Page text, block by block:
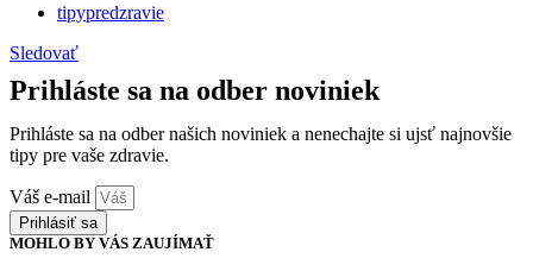
tipypredzravie
Sledovať
Prihláste sa na odber noviniek
Prihláste sa na odber našich noviniek a nenechajte si ujsť najnovšie
tipy pre vaše zdravie.
Váš e-mail
Prihlásiť sa
MOHLO BY VÁS ZAUJÍMAŤ